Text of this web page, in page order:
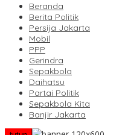
Beranda
Berita Politik
Persija Jakarta
Mobil
PPP
Gerindra
Sepakbola
Daihatsu
Partai Politik
Sepakbola Kita
Banjir Jakarta